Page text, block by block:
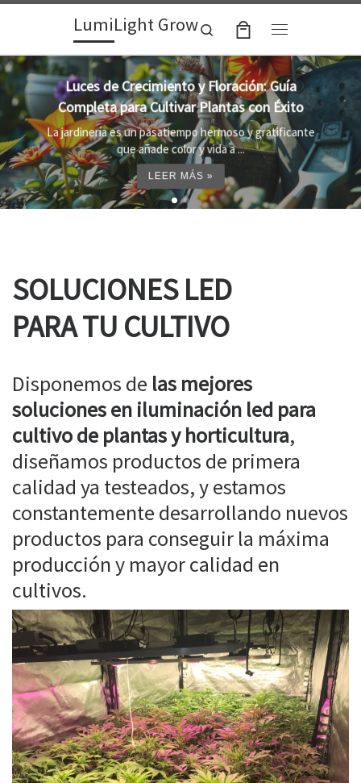
Skip to contentLumiLight Grow
Search
Lámparas para indoor: la clave para un
crecimiento óptimo de tus plantas
Al cultivar plantas en el interior, es importante
proporcionar el entorno adecuado ...
LEER MÁS »
SOLUCIONES LED
PARA TU CULTIVO
Disponemos de las mejores
soluciones en iluminación led para
cultivo de plantas y horticultura,
diseñamos productos de primera
calidad ya testeados, y estamos
constantemente desarrollando nuevos
productos para conseguir la máxima
producción y mayor calidad en
cultivos.